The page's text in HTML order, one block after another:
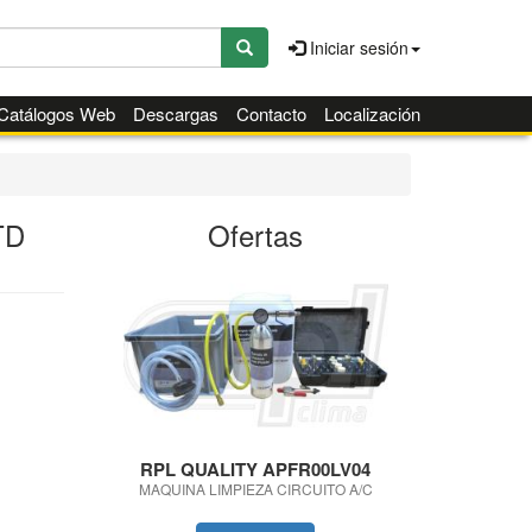
Iniciar sesión
Web Descargas Contacto Localización
Ofertas
RPL QUALITY APFR00LV04
MAQUINA LIMPIEZA CIRCUITO A/C